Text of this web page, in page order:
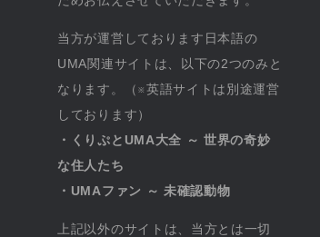
当方が運営しております日本語の
UMA関連サイトは、以下の2つのみと
なります。（※英語サイトは別途運営
しております）
・くりぷとUMA大全 ～ 世界の奇妙
な住人たち
・UMAファン ～ 未確認動物
上記以外のサイトは、当方とは一切